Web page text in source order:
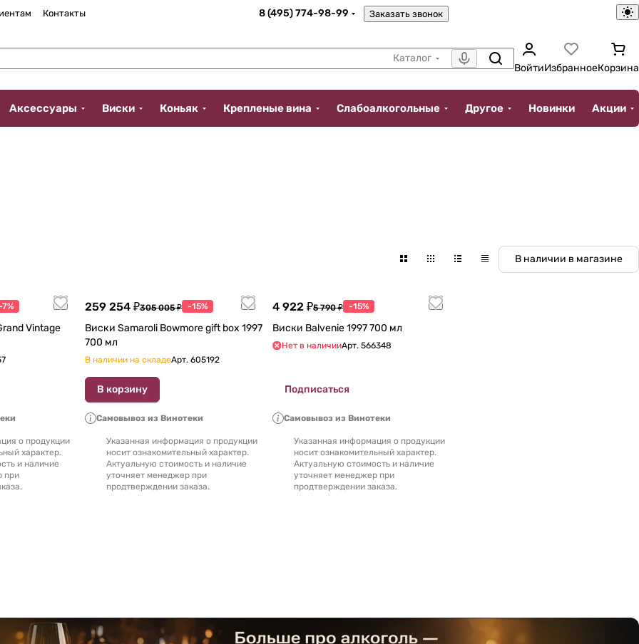
Контакты 8 (495) 774-98-99 Заказать звонок
Каталог
ВойтиИзбранноеКорзина
Аксессуары Виски Коньяк Крепленые вина Слабоалкогольные Другое Новинки Акции
В наличии в магазине
7%
Vintage
о продукции
характер.
и наличие
при
259 254 ₽305 005 ₽ -15%
Виски Samaroli Bowmore gift box 1997
700 мл
В наличии на складеАрт. 605192
В корзину
Самовывоз из Винотеки
Указанная информация о продукции
носит ознакомительный характер.
Актуальную стоимость и наличие
уточняет менеджер при
продтверждении заказа.
4 922 ₽5 790 ₽ -15%
Виски Balvenie 1997 700 мл
Нет в наличииАрт. 566348
Подписаться
Самовывоз из Винотеки
Указанная информация о продукции
носит ознакомительный характер.
Актуальную стоимость и наличие
уточняет менеджер при
продтверждении заказа.